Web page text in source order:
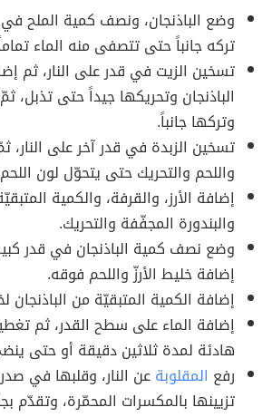
وضع الباذنجان، ونصف كمية الملح
تركه جانباً حتى تتصفى منه الماء
تسخين الزيت في قدر على النار، ثم
الباذنجان وتحريكها جيداً حتى تذبل،
وتركها جانباً.
تسخين الزبدة في قدر آخر على النار،
واللحم والتحريك حتى يتحوّل لون
إضافة الأرز، والقرفة، والكمية
والبندورة المجفّفة والتحريك.
وضع نصف كمية الباذنجان في قدر كبير
إضافة خليط الأرزّ واللحم فوقه.
إضافة الكمية المتبقيّة من الباذنجان
إضافة الماء على سطح القدر، ثم
هادئة لمدة ثلاثين دقيقة أو حتى ينضج
رفع المقلوبةعن النار، وقلبها في
تزيينها بالمكسرات المحمّرة، وتقدّم